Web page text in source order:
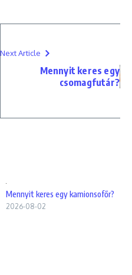
Next Article
Mennyit keres egy
csomagfutár?
Mennyit keres egy kamionsofőr?
2026-08-02